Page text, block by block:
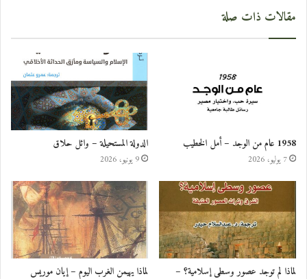
مقالات ذات صلة
1958 عام من الوجد – أمل الخطيب
7 يوليو، 2026
الدولة المستحيلة – وائل حلاق
9 يونيو، 2026
لماذا لم توجد عصور وسطى إسلامية؟ – لماذا يهيمن الغرب اليوم – إيان موريس